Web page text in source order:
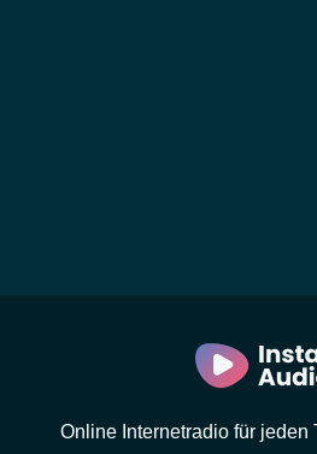
Online Internetradio für jeden